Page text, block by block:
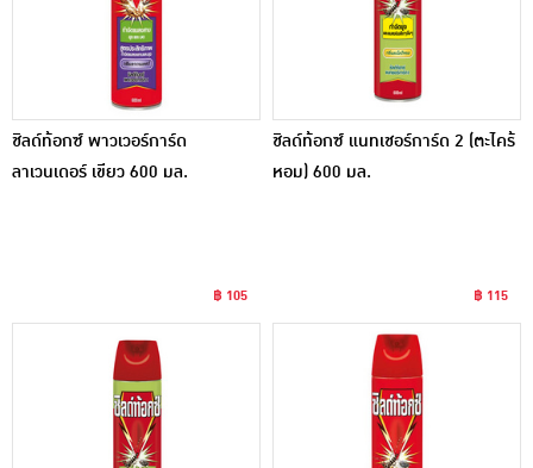
ชิลด์ท้อกซ์ พาวเวอร์การ์ด
ลาเวนเดอร์ เขียว 600 มล.
฿ 105
ชิลด์ท้อกซ์ แนทเชอร์การ์ด 2 (ตะไคร้
หอม) 600 มล.
฿ 115